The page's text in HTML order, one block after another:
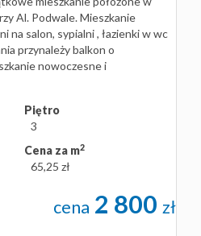
Al. Podwale. Mieszkanie
na salon, sypialni , łazienki w wc
przynależy balkon o
nowoczesne i
Piętro
3
Cena za m2
65,25 zł
cena 2 800 zł